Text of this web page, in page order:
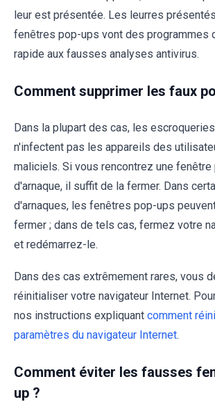
leur est présentée. Les leurres
fenêtres pop-ups vont des programmes
rapide aux fausses analyses antivirus.
Comment supprimer les faux
Dans la plupart des cas, les
n'infectent pas les appareils des
maliciels. Si vous rencontrez une fenêtre
d'arnaque, il suffit de la fermer. Dans
d'arnaques, les fenêtres pop-ups
fermer ; dans de tels cas, fermez votre
et redémarrez-le.
Dans des cas extrêmement rares, vous
réinitialiser votre navigateur Internet.
nos instructions expliquant comment
paramètres du navigateur Internet.
Comment éviter les fausses
up ?